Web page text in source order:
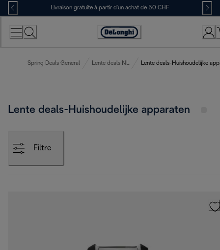
Skip
to
Content
Livraison gratuite à partir d'un achat de 50 CHF
Déclaration
Spring Deals General Lente deals NL Lente deals-Huishoudelijke
Lente deals-Huishoudelijke apparaten
Filtre